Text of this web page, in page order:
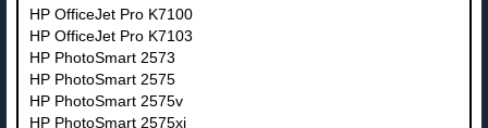
HP OfficeJet Pro K7100
HP OfficeJet Pro K7103
HP PhotoSmart 2573
HP PhotoSmart 2575
HP PhotoSmart 2575v
HP PhotoSmart 2575xi